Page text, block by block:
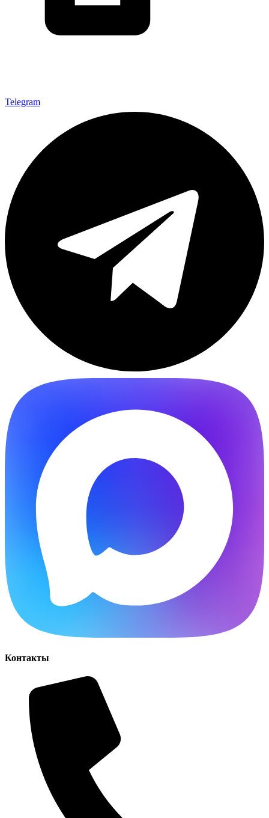
Telegram
Контакты